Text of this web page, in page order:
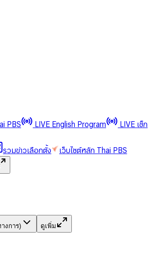
PBS LIVE English Program
LIVE เช็ก
รวมข่าวเลือกตั้ง
เว็บไซต์หลัก Thai PBS
งการ) ดูเพิ่ม